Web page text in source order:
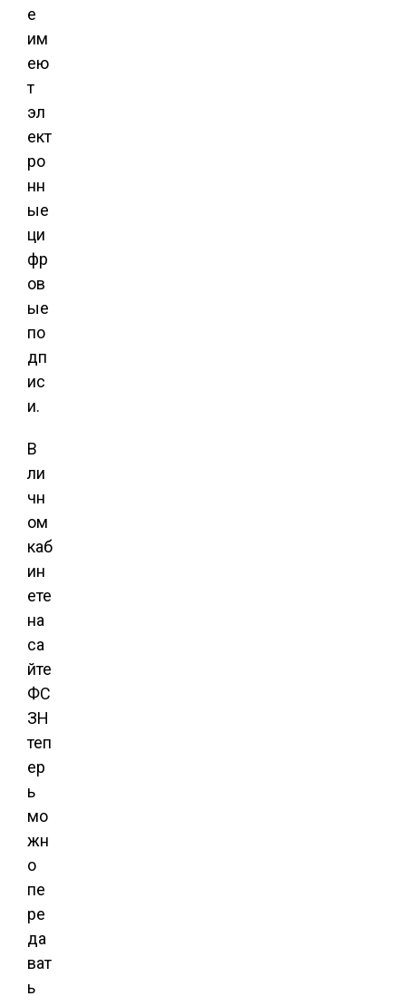
е
им
ею
т
эл
ект
ро
нн
ые
ци
фр
ов
ые
по
дп
ис
и.
В
ли
чн
ом
каб
ин
ете
на
са
йте
ФС
ЗН
теп
ер
ь
мо
жн
о
пе
ре
да
ват
ь